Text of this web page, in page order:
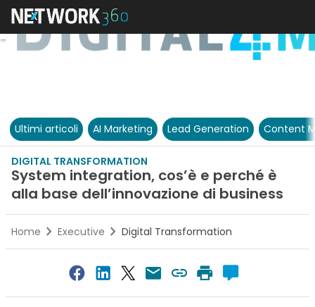
Ultimi articoli AI Marketing Lead Generation Content
DIGITAL TRANSFORMATION
System integration, cos’è e perché è
alla base dell’innovazione di business
Home Executive Digital Transformation